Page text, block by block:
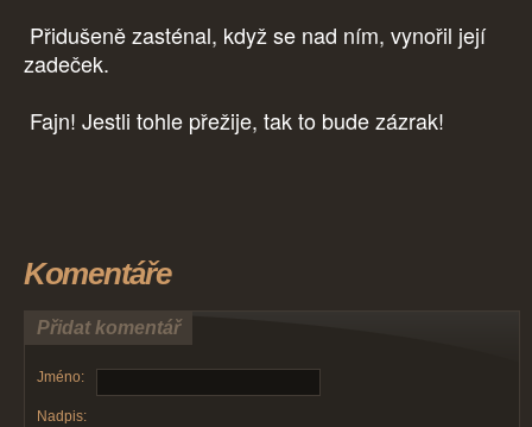
Přidušeně zasténal, když se nad ním, vynořil její
zadeček.
Fajn! Jestli tohle přežije, tak to bude zázrak!
Komentáře
Přidat komentář
Jméno:
Nadpis: